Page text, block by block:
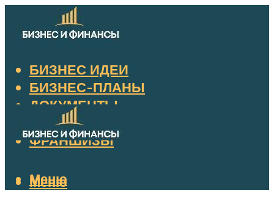
БИЗНЕС ИДЕИ
БИЗНЕС-ПЛАНЫ
ДОКУМЕНТЫ
НАЛОГИ
ФРАНШИЗЫ
Меню
Меню